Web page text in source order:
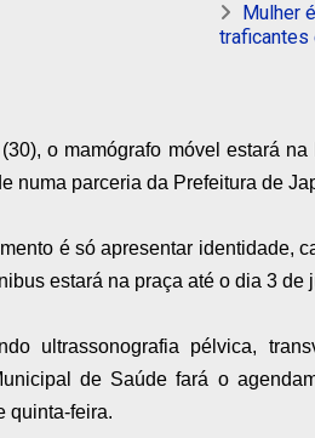
Mulher
traficantes
o mamógrafo móvel estará
numa parceria da Prefeitura de
é só apresentar identidade,
estará na praça até o dia 3 de
ultrassonografia pélvica,
de Saúde fará o
quinta-feira.